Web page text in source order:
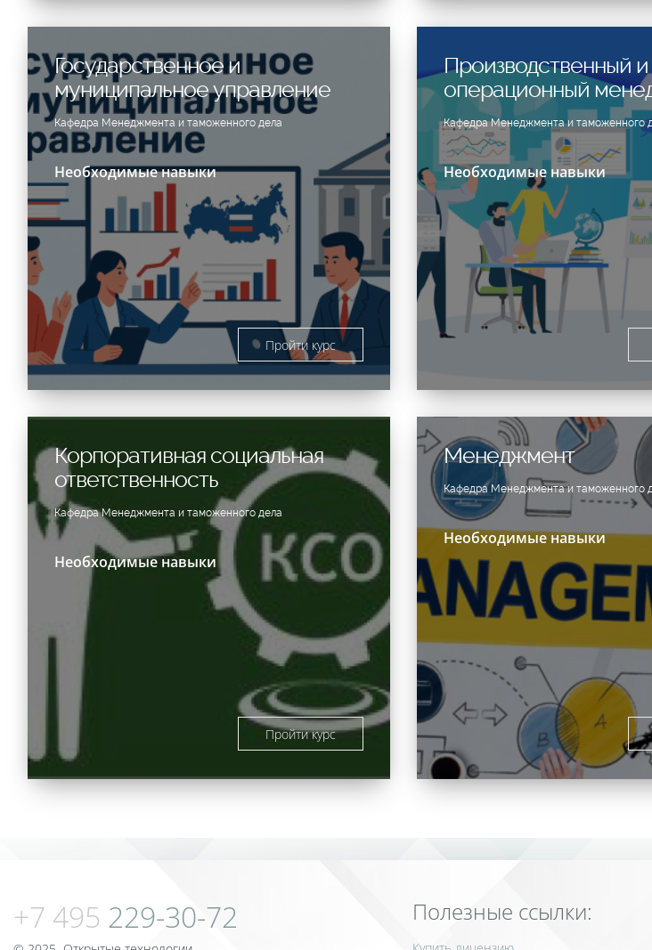
Государственное и
муниципальное управление
Кафедра Менеджмента и таможенного дела
Необходимые навыки
Пройти курс
Производственный и
операционный
Кафедра Менеджмента и таможенного
Необходимые навыки
Корпоративная социальная
ответственность
Кафедра Менеджмента и таможенного дела
Необходимые навыки
Пройти курс
Менеджмент
Кафедра Менеджмента и таможенного
Необходимые навыки
+7 495 229-30-72 Полезные ссылки: